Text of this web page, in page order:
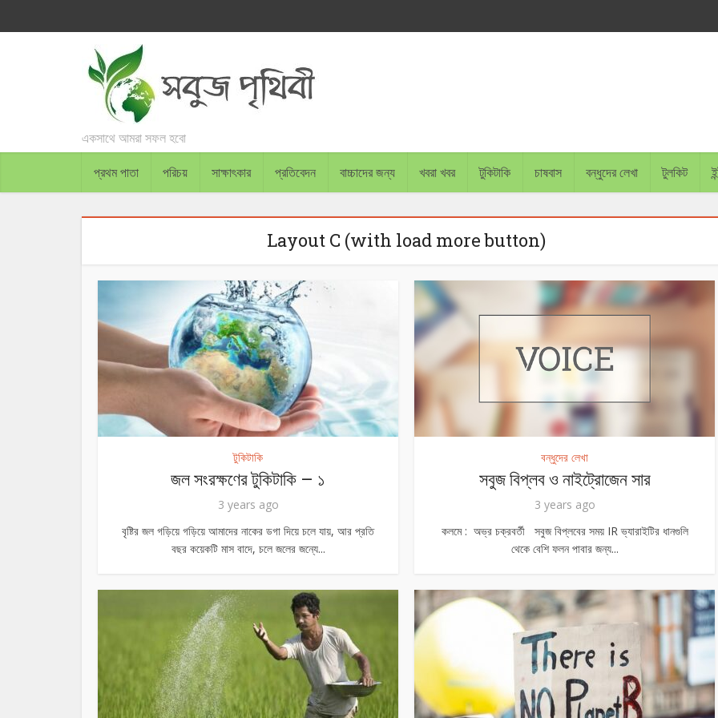
একসাথে আমরা সফল হবো
প্রথম পাতা পরিচয় সাক্ষাৎকার প্রতিবেদন বাচ্চাদের জন্য খবরা খবর টুকিটাকি চাষবাস বন্ধুদের লেখা টুলকিট
Layout C (with load more button)
টুকিটাকি
জল সংরক্ষণের টুকিটাকি – ১
3 years ago
বৃষ্টির জল গড়িয়ে গড়িয়ে আমাদের নাকের ডগা দিয়ে চলে যায়, আর প্রতি
বছর কয়েকটি মাস বাদে, চলে জলের জন্যে...
বন্ধুদের লেখা
সবুজ বিপ্লব ও নাইট্রোজেন সার
3 years ago
কলমে : অভ্র চক্রবর্তী সবুজ বিপ্লবের সময় IR ভ্যারাইটির ধানগুলি
থেকে বেশি ফলন পাবার জন্য...
BANGLADESH
অসাম্য, বায়ুদূষণ এবং রান্না
জল সংরক্ষণের টুকিটাকি – ১